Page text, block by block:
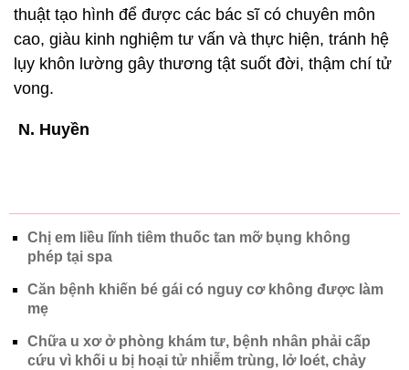
thuật tạo hình để được các bác sĩ có chuyên môn
cao, giàu kinh nghiệm tư vấn và thực hiện, tránh hệ
lụy khôn lường gây thương tật suốt đời, thậm chí tử
vong.
N. Huyền
Chị em liều lĩnh tiêm thuốc tan mỡ bụng không
phép tại spa
Căn bệnh khiến bé gái có nguy cơ không được làm
mẹ
Chữa u xơ ở phòng khám tư, bệnh nhân phải cấp
cứu vì khối u bị hoại tử nhiễm trùng, lở loét, chảy